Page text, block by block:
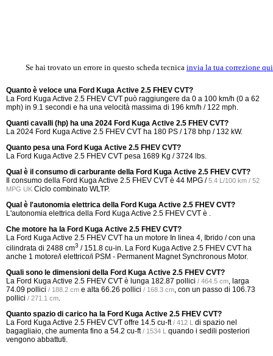
Se hai trovato un errore in questo scheda tecnica invia la tua correzione qui
Quanto è veloce una Ford Kuga Active 2.5 FHEV CVT?
La Ford Kuga Active 2.5 FHEV CVT può raggiungere da 0 a 100 km/h (0 a 62
mph) in 9.1 secondi e ha una velocità massima di 196 km/h / 122 mph.
Quanti cavalli (hp) ha una 2024 Ford Kuga Active 2.5 FHEV CVT?
La 2024 Ford Kuga Active 2.5 FHEV CVT ha 180 PS / 178 bhp / 132 kW.
Quanto pesa una Ford Kuga Active 2.5 FHEV CVT?
La Ford Kuga Active 2.5 FHEV CVT pesa 1689 Kg / 3724 lbs.
Qual è il consumo di carburante della Ford Kuga Active 2.5 FHEV CVT?
Il consumo della Ford Kuga Active 2.5 FHEV CVT è 44 MPG /5.4 L/100 km / 52
MPG UK Ciclo combinato WLTP.
Qual è l'autonomia elettrica della Ford Kuga Active 2.5 FHEV CVT?
L'autonomia elettrica della Ford Kuga Active 2.5 FHEV CVT è .
Che motore ha la Ford Kuga Active 2.5 FHEV CVT?
La Ford Kuga Active 2.5 FHEV CVT ha un motore In linea 4, Ibrido / con una
cilindrata di 2488 cm3 / 151.8 cu-in. La Ford Kuga Active 2.5 FHEV CVT ha
anche 1 motore/i elettrico/i PSM - Permanent Magnet Synchronous Motor.
Quali sono le dimensioni della Ford Kuga Active 2.5 FHEV CVT?
La Ford Kuga Active 2.5 FHEV CVT è lunga 182.87 pollici / 464.5 cm , larga
74.09 pollici / 188.2 cm e alta 66.26 pollici / 168.3 cm , con un passo di 106.73
pollici / 271.1 cm
Quanto spazio di carico ha la Ford Kuga Active 2.5 FHEV CVT?
La Ford Kuga Active 2.5 FHEV CVT offre 14.5 cu-ft / 412 L di spazio nel
bagagliaio, che aumenta fino a 54.2 cu-ft / 1534 L quando i sedili posteriori
vengono abbattuti.